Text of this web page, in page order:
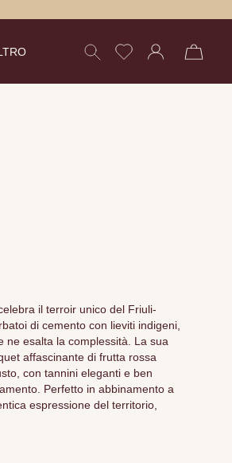
il terroir unico del Friuli-
di cemento con lieviti indigeni,
ne esalta la complessità. La sua
affascinante di frutta rossa
con tannini eleganti e ben
Perfetto in abbinamento a
espressione del territorio,